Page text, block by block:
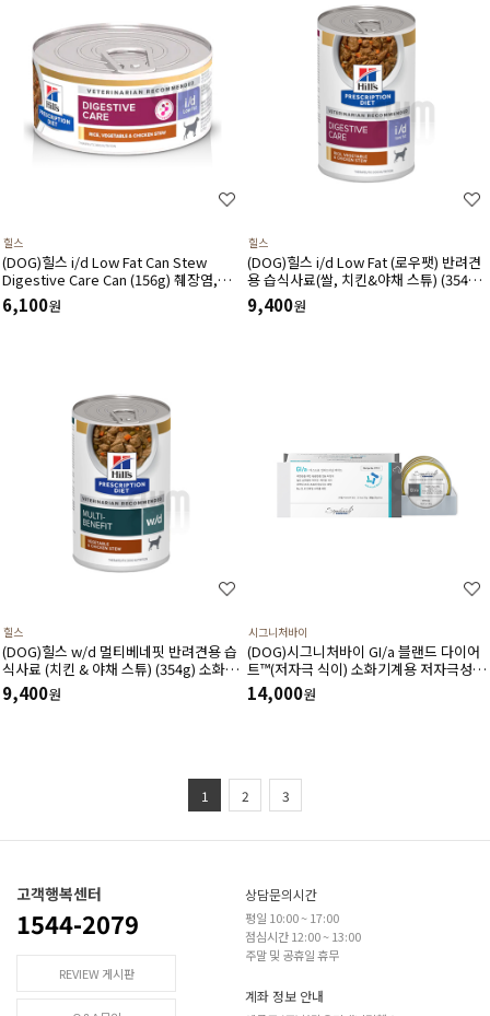
힐스
(DOG)힐스 i/d Low Fat Can Stew
Digestive Care Can (156g) 췌장염,고
지혈증,단백소실성 장병증-처방습식,처방
캔
6,100원
힐스
(DOG)힐스 i/d Low Fat (로우팻) 반려견
용 습식사료(쌀, 치킨&야채 스튜) (354g)
췌장염,고지혈증,단백소실성 장병증-처방
습식,처방캔
9,400원
힐스
(DOG)힐스 w/d 멀티베네핏 반려견용 습
식사료 (치킨 & 야채 스튜) (354g) 소화기
건강,체중관리,혈당관리,비뇨기관리-처
방습식,처방캔
9,400원
시그니처바이
(DOG)시그니처바이 GI/a 블랜드 다이어
트™(저자극 식이) 소화기계용 저자극성
처방캔 240g(30gx8ea)
14,000원
1 2 3
고객행복센터
1544-2079
REVIEW 게시판
상담문의시간
평일 10:00 ~ 17:00
점심시간 12:00 ~ 13:00
주말 및 공휴일 휴무
계좌 정보 안내